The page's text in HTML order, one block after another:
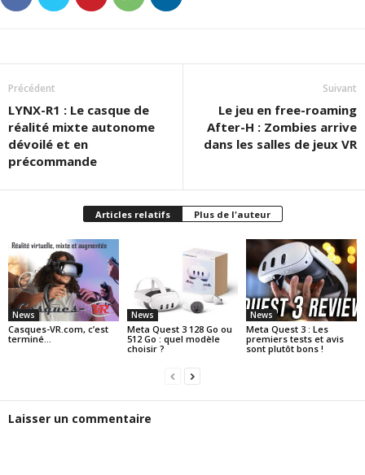
Précédent
LYNX-R1 : Le casque de
réalité mixte autonome
dévoilé et en
précommande
Suivant
Le jeu en free-roaming
After-H : Zombies arrive
dans les salles de jeux VR
Articles relatifs Plus de l'auteur
News
Casques-VR.com, c’est
terminé…
News
Meta Quest 3 128 Go ou
512 Go : quel modèle
choisir ?
News
Meta Quest 3 : Les
premiers tests et avis
sont plutôt bons !
Laisser un commentaire